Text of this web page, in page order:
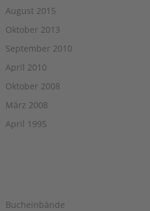
August 2015
Oktober 2013
September 2010
April 2010
Oktober 2008
März 2008
April 1995
Bucheinbände